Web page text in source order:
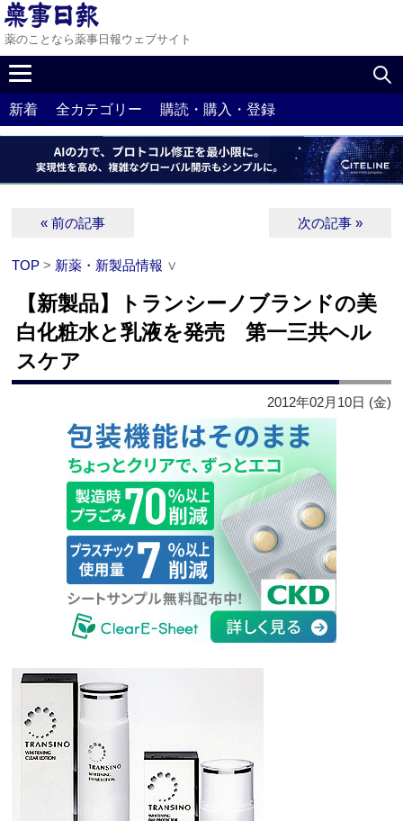
薬のことなら薬事日報ウェブサイト
新着 全カテゴリー 購読・購入・登録
« 前の記事 次の記事 »
TOP > 新薬・新製品情報 ∨
【新製品】トランシーノブランドの美
白化粧水と乳液を発売 第一三共ヘル
スケア
2012年02月10日 (金)